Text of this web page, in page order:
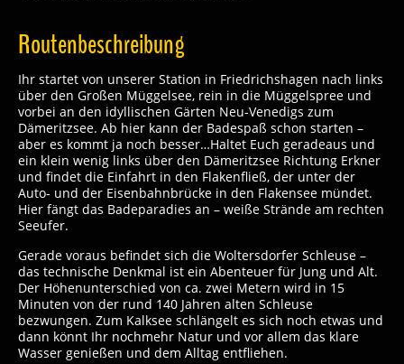
Routenbeschreibung
Ihr startet von unserer Station in Friedrichshagen nach links
über den Großen Müggelsee, rein in die Müggelspree und
vorbei an den idyllischen Gärten Neu-Venedigs zum
Dämeritzsee. Ab hier kann der Badespaß schon starten –
aber es kommt ja noch besser…Haltet Euch geradeaus und
ein klein wenig links über den Dämeritzsee Richtung Erkner
und findet die Einfahrt in den Flakenfließ, der unter der
Auto- und der Eisenbahnbrücke in den Flakensee mündet.
Hier fängt das Badeparadies an – weiße Strände am rechten
Seeufer.
Gerade voraus befindet sich die Woltersdorfer Schleuse –
das technische Denkmal ist ein Abenteuer für Jung und Alt.
Der Höhenunterschied von ca. zwei Metern wird in 15
Minuten von der rund 140 Jahren alten Schleuse
bezwungen. Zum Kalksee schlängelt es sich noch etwas und
dann könnt Ihr nochmehr Natur und vor allem das klare
Wasser genießen und dem Alltag entfliehen.